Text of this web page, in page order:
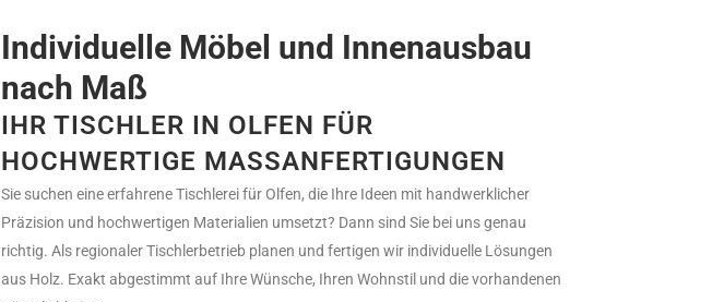
Individuelle Möbel und Innenausbau
nach Maß
IHR TISCHLER IN OLFEN FÜR
HOCHWERTIGE MASSANFERTIGUNGEN
Sie suchen eine erfahrene Tischlerei für Olfen, die Ihre Ideen mit handwerklicher
Präzision und hochwertigen Materialien umsetzt? Dann sind Sie bei uns genau
richtig. Als regionaler Tischlerbetrieb planen und fertigen wir individuelle Lösungen
aus Holz. Exakt abgestimmt auf Ihre Wünsche, Ihren Wohnstil und die vorhandenen